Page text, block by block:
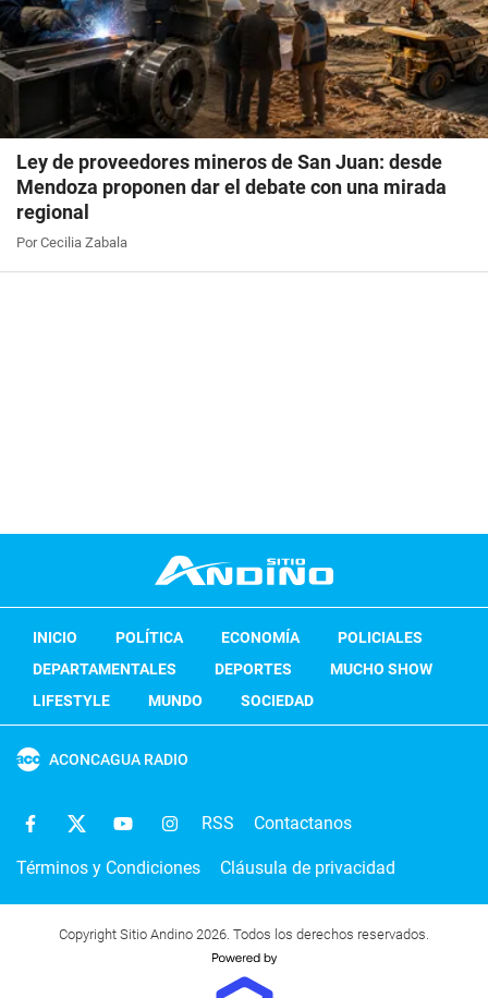
Ley de proveedores mineros de San Juan: desde
Mendoza proponen dar el debate con una mirada
regional
Por Cecilia Zabala
INICIO POLÍTICA ECONOMÍA
POLICIALES
DEPARTAMENTALES
DEPORTES
MUCHO SHOW
LIFESTYLE
MUNDO SOCIEDAD
ACONCAGUA RADIO
RSS Contactanos
Términos y Condiciones Cláusula de privacidad
Copyright Sitio Andino 2026. Todos los derechos reservados.